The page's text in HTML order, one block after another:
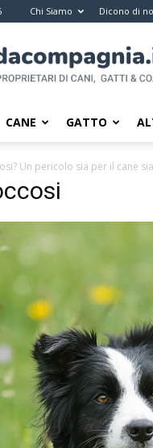
Chi Siamo Dicono di
da
compagnia
Il
i
proprietari
di
pet
CANE GATTO
Un pericolo sia per il cane